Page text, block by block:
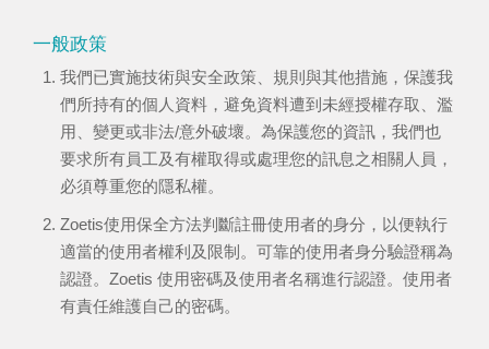
一般政策
我們已實施技術與安全政策、規則與其他措施，保護我
們所持有的個人資料，避免資料遭到未經授權存取、濫
用、變更或非法/意外破壞。為保護您的資訊，我們也
要求所有員工及有權取得或處理您的訊息之相關人員，
必須尊重您的隱私權。
Zoetis使用保全方法判斷註冊使用者的身分，以便執行
適當的使用者權利及限制。可靠的使用者身分驗證稱為
認證。Zoetis 使用密碼及使用者名稱進行認證。使用者
有責任維護自己的密碼。